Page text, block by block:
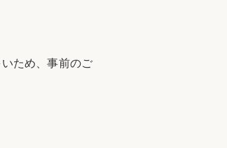
ため、事前のご